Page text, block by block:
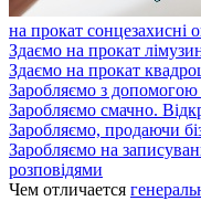
на прокат сонцезахисні
Здаємо на прокат
Здаємо на прокат
Заробляємо з допомогою
Заробляємо смачно.
Заробляємо, продаючи
Заробляємо на
розповідями
Чем отличается